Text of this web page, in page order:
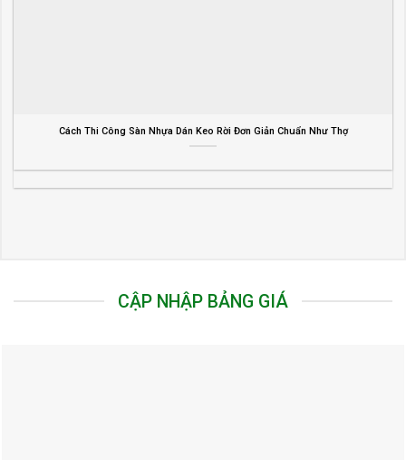
Cách Thi Công Sàn Nhựa Dán Keo Rời Đơn Giản Chuẩn Như Thợ
CẬP NHẬP BẢNG GIÁ